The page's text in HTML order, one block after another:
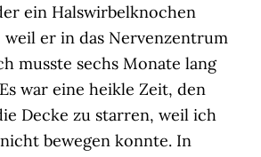
ein Halswirbelknochen
er in das Nervenzentrum
musste sechs Monate lang
war eine heikle Zeit, den
Decke zu starren, weil ich
bewegen konnte. In